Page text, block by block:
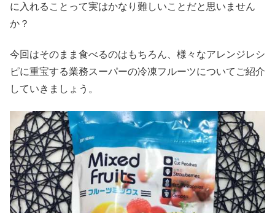
に入れることって実はかなり難しいことだと思いません
か？
今回はそのまま食べるのはもちろん、様々なアレンジレシ
ピに重宝する業務スーパーの冷凍フルーツについてご紹介
していきましょう。